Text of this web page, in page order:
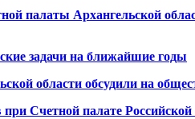
палаты Архангельской
задачи на ближайшие годы
области обсудили на
Счетной палате